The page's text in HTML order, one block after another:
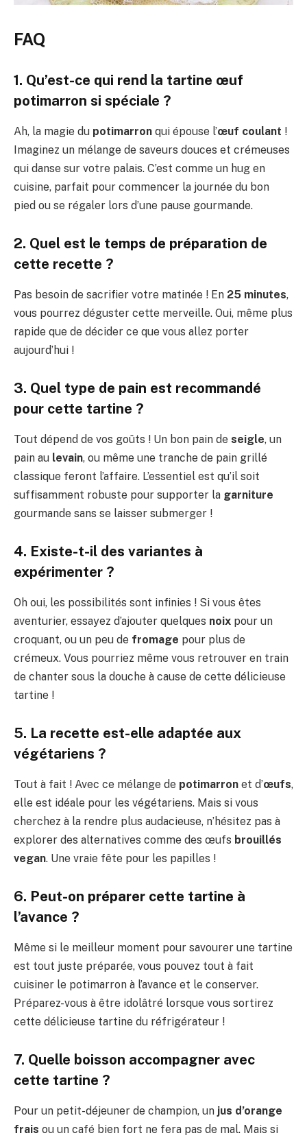
FAQ
1. Qu’est-ce qui rend la tartine œuf
potimarron si spéciale ?
Ah, la magie du potimarron qui épouse l’œuf coulant !
Imaginez un mélange de saveurs douces et crémeuses
qui danse sur votre palais. C’est comme un hug en
cuisine, parfait pour commencer la journée du bon
pied ou se régaler lors d’une pause gourmande.
2. Quel est le temps de préparation de
cette recette ?
Pas besoin de sacrifier votre matinée ! En 25 minutes,
vous pourrez déguster cette merveille. Oui, même plus
rapide que de décider ce que vous allez porter
aujourd’hui !
3. Quel type de pain est recommandé
pour cette tartine ?
Tout dépend de vos goûts ! Un bon pain de seigle, un
pain au levain, ou même une tranche de pain grillé
classique feront l’affaire. L’essentiel est qu’il soit
suffisamment robuste pour supporter la garniture
gourmande sans se laisser submerger !
4. Existe-t-il des variantes à
expérimenter ?
Oh oui, les possibilités sont infinies ! Si vous êtes
aventurier, essayez d’ajouter quelques noix pour un
croquant, ou un peu de fromage pour plus de
crémeux. Vous pourriez même vous retrouver en train
de chanter sous la douche à cause de cette délicieuse
tartine !
5. La recette est-elle adaptée aux
végétariens ?
Tout à fait ! Avec ce mélange de potimarron et d’œufs,
elle est idéale pour les végétariens. Mais si vous
cherchez à la rendre plus audacieuse, n’hésitez pas à
explorer des alternatives comme des œufs brouillés
vegan. Une vraie fête pour les papilles !
6. Peut-on préparer cette tartine à
l’avance ?
Même si le meilleur moment pour savourer une tartine
est tout juste préparée, vous pouvez tout à fait
cuisiner le potimarron à l’avance et le conserver.
Préparez-vous à être idolâtré lorsque vous sortirez
cette délicieuse tartine du réfrigérateur !
7. Quelle boisson accompagner avec
cette tartine ?
Pour un petit-déjeuner de champion, un jus d’orange
frais ou un café bien fort ne fera pas de mal. Mais si